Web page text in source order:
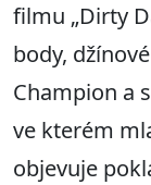
filmu „Dirty
body,
Champion a
ve kterém
objevuje